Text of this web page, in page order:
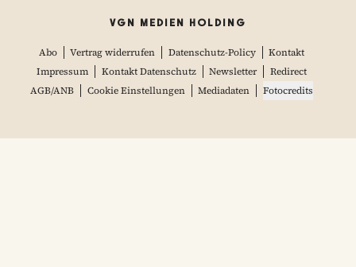
VGN MEDIEN HOLDING
Abo Vertrag widerrufen Datenschutz-Policy
Kontakt
Impressum
Kontakt Datenschutz Newsletter
Redirect
AGB/ANB
Cookie Einstellungen Mediadaten Fotocredits